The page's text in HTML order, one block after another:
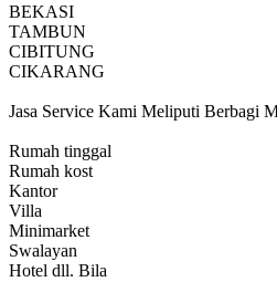
BEKASI
TAMBUN
CIBITUNG
CIKARANG
Jasa Service Kami Meliputi Berbagi
Rumah tinggal
Rumah kost
Kantor
Villa
Minimarket
Swalayan
Hotel dll. Bila